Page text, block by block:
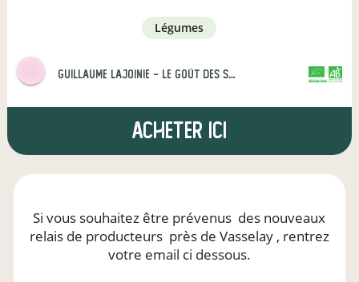
légumes
Guillaume Lajoinie - Le Goût des Saisons CERTIFIÉ PAR FR-BIO-01
AGRICULTURE FRANCE
Acheter ici
Si vous souhaitez être prévenus des nouveaux
relais de producteurs près de Vasselay, rentrez
votre email ci dessous.